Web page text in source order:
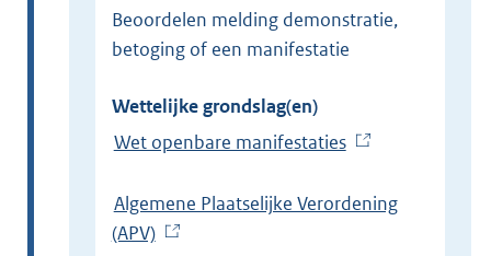
Beoordelen melding demonstratie,
betoging of een manifestatie
Wettelijke grondslag(en)
Wet openbare manifestaties(
x
Algemene Plaatselijke Verordening
(APV)(